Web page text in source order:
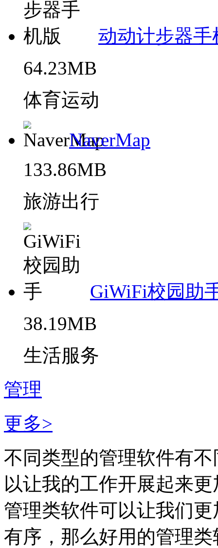
动动计步器手
64.23MB
体育运动
NaverMap
133.86MB
旅游出行
GiWiFi校园助
38.19MB
生活服务
管理
更多>
不同类型的管理软件有
以让我的工作开展起来
管理类软件可以让我们
有序，那么好用的管理